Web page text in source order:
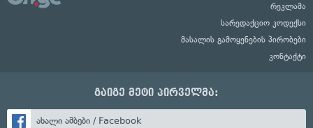
რეკლამა
სარედაქციო კოდექსი
მასალის გამოყენების პირობები
კონტაქტი
გაიგე მეტი პირველმა:
ახალი ამბები / Facebook